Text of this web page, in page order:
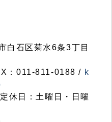
石区菊水6条3丁目
：011-811-0188 / k
休日：土曜日・日曜